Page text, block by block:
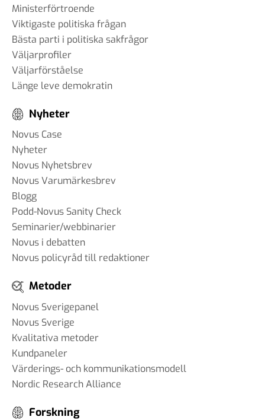
Ministerförtroende
Viktigaste politiska frågan
Bästa parti i politiska sakfrågor
Väljarprofiler
Väljarförståelse
Länge leve demokratin
Nyheter
Novus Case
Nyheter
Novus Nyhetsbrev
Novus Varumärkesbrev
Blogg
Podd-Novus Sanity Check
Seminarier/webbinarier
Novus i debatten
Novus policyråd till redaktioner
Metoder
Novus Sverigepanel
Novus Sverige
Kvalitativa metoder
Kundpaneler
Värderings- och kommunikationsmodell
Nordic Research Alliance
Forskning